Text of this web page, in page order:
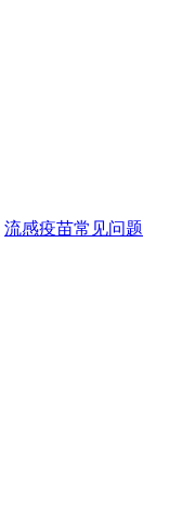
流感疫苗常见问题